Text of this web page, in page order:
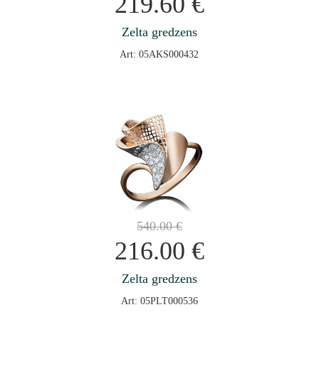
Zelta gredzens
Art: 05AKS000432
540.00€
216.00 €
Zelta gredzens
Art: 05PLT000536